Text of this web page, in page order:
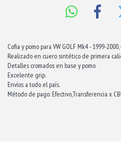
Cofia y pomo para VW GOLF Mk4 - 1999-
Realizado en cuero sintético de primera
Detalles cromados en base y pomo
Excelente grip.
Envíos a todo el país.
Método de pago: Efectivo,Transferencia x